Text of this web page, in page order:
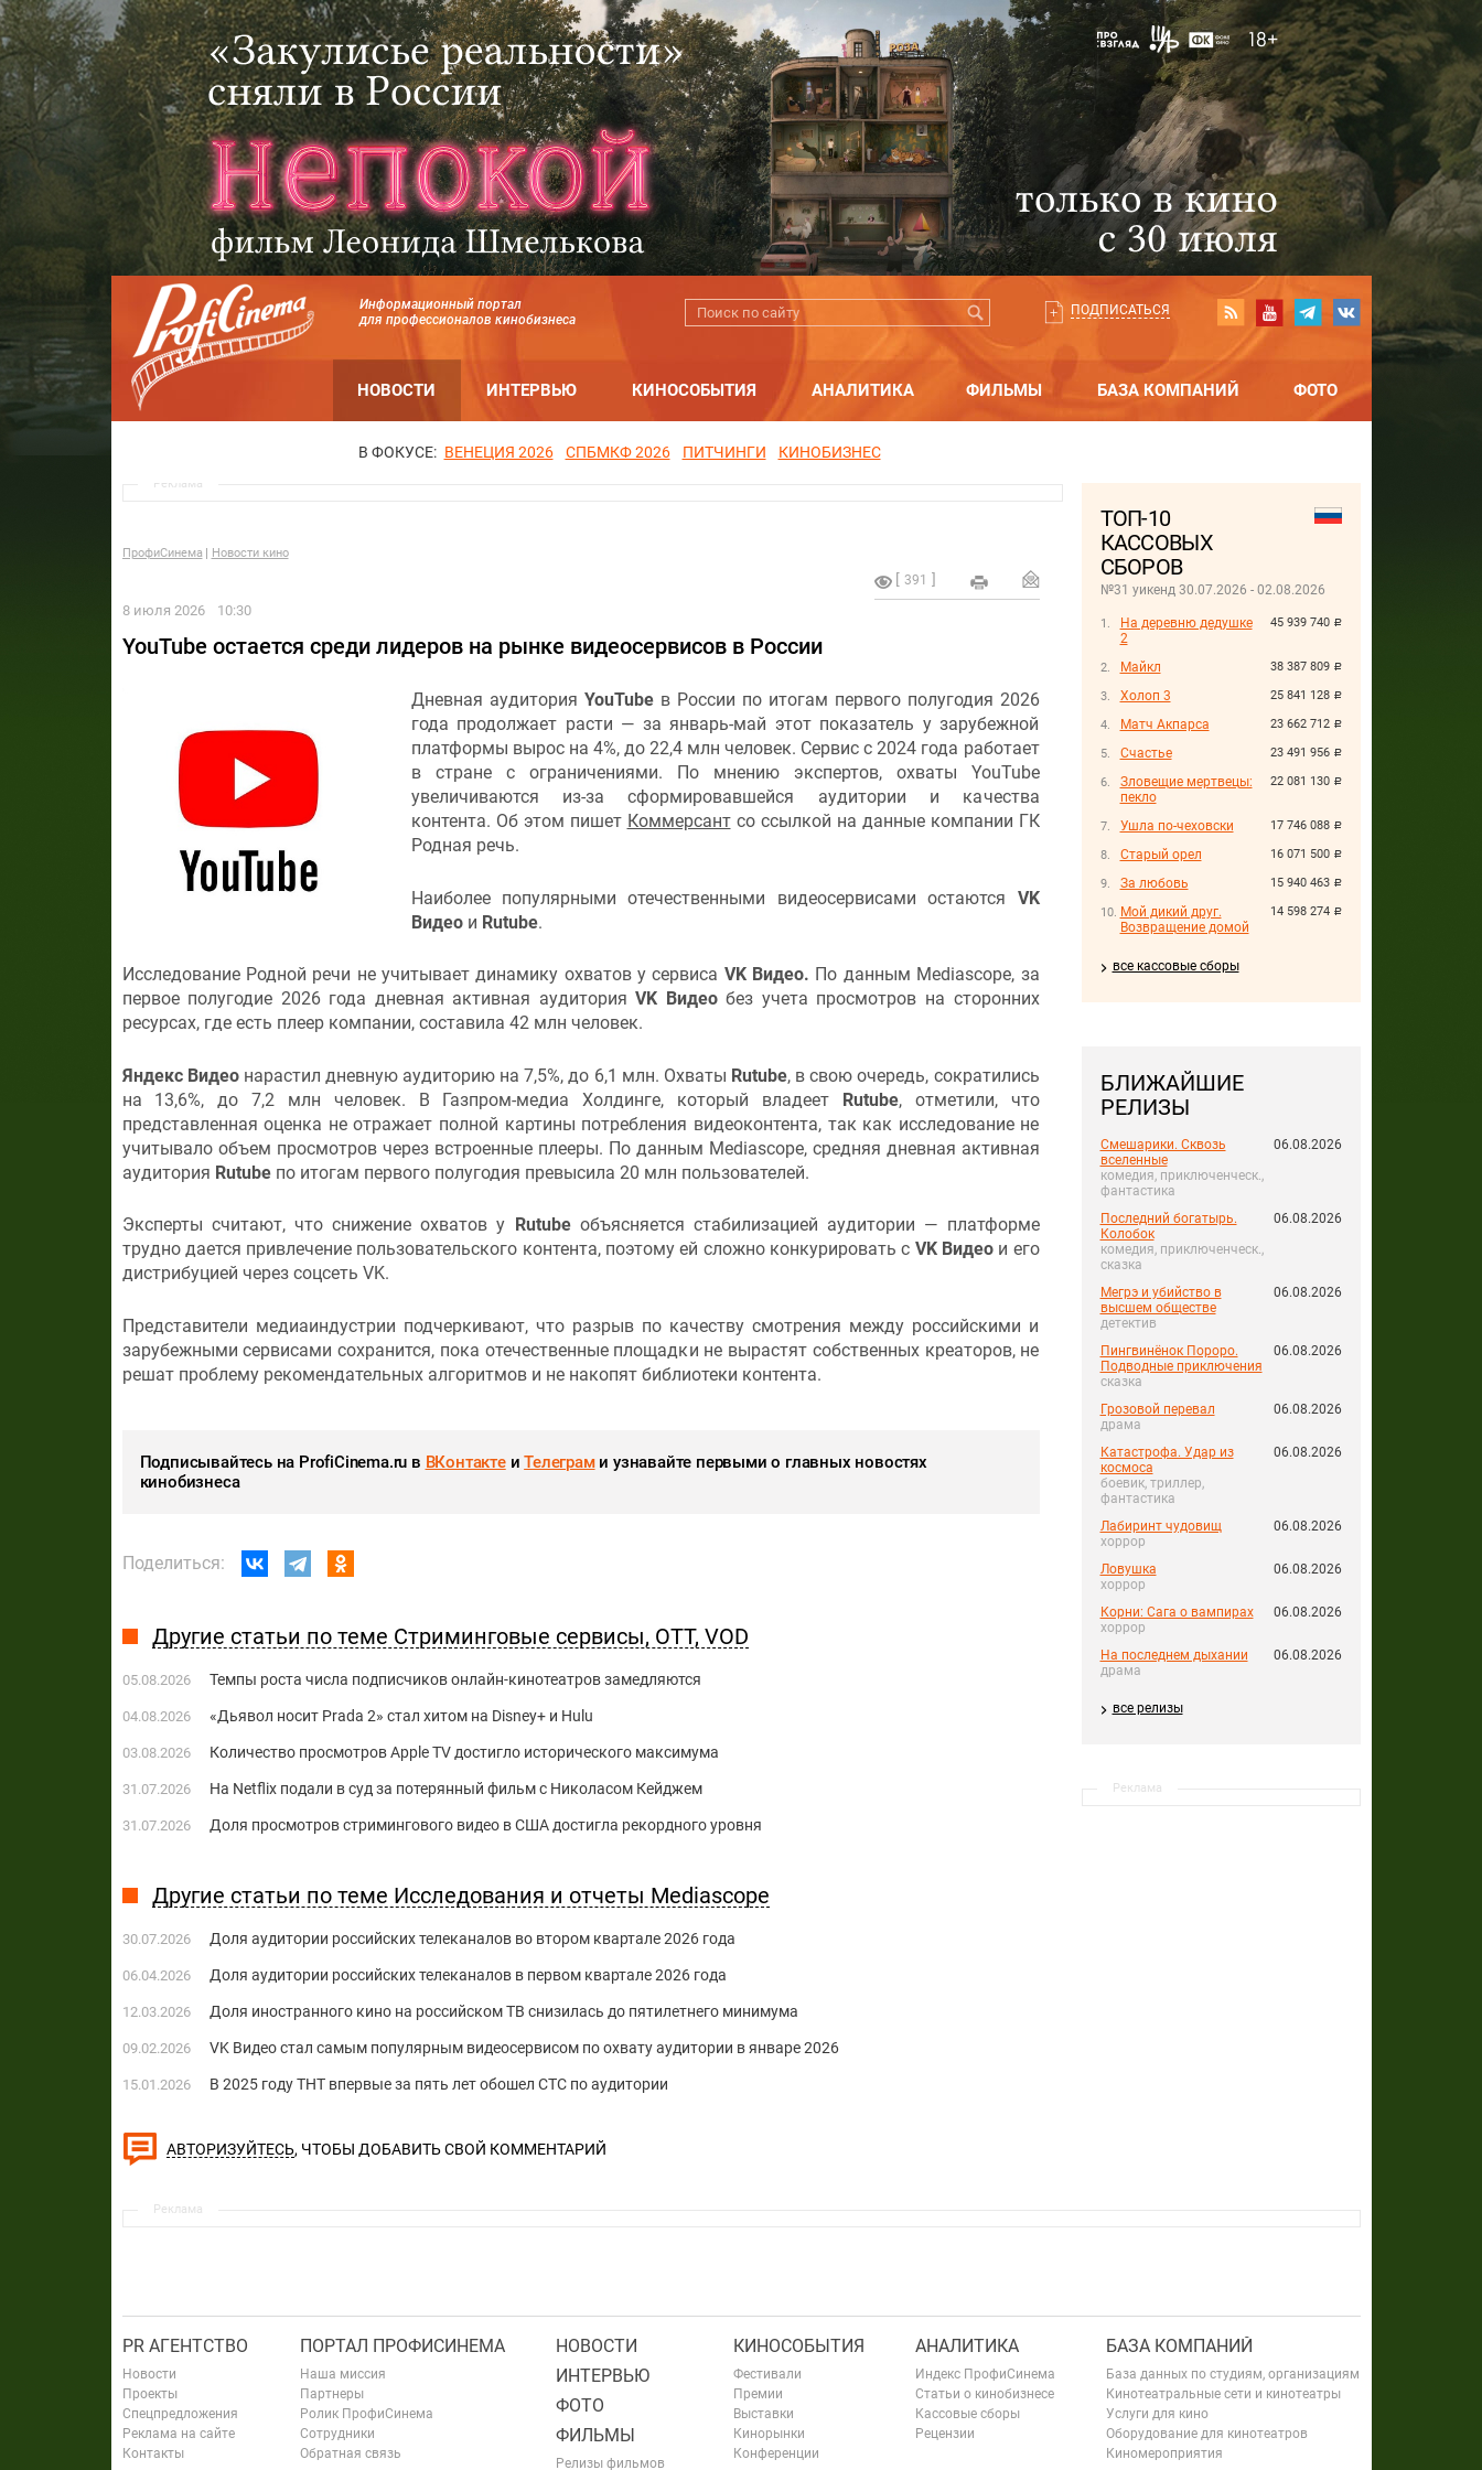
Информационный портал
для профессионалов кинобизнеса
ПОДПИСАТЬСЯ
НОВОСТИ ИНТЕРВЬЮ КИНОСОБЫТИЯ АНАЛИТИКА ФИЛЬМЫ БАЗА КОМПАНИЙ ФОТО
В ФОКУСЕ: ВЕНЕЦИЯ 2026 СПБМКФ 2026 ПИТЧИНГИ КИНОБИЗНЕС
ТОП-10
КАССОВЫХ
СБОРОВ
№31 уикенд 30.07.2026 - 02.08.2026
45 939 740 руб.
На деревню дедушке
2
38 387 809 руб.
Майкл
25 841 128 руб.
Холоп 3
23 662 712 руб.
Матч Акпарса
23 491 956 руб.
Счастье
22 081 130 руб.
Зловещие мертвецы:
пекло
17 746 088 руб.
Ушла по-чеховски
16 071 500 руб.
Старый орел
15 940 463 руб.
За любовь
14 598 274 руб.
Мой дикий друг.
Возвращение домой
все кассовые сборы
БЛИЖАЙШИЕ
РЕЛИЗЫ
Смешарики. Сквозь
вселенные
комедия, приключенческ.,
фантастика
06.08.2026
Последний богатырь.
Колобок
комедия, приключенческ.,
сказка
06.08.2026
Мегрэ и убийство в
высшем обществе
детектив
06.08.2026
Пингвинёнок Пороро.
Подводные приключения
сказка
06.08.2026
Грозовой перевал
драма
06.08.2026
Катастрофа. Удар из
космоса
боевик, триллер,
фантастика
06.08.2026
Лабиринт чудовищ
хоррор
06.08.2026
Ловушка
хоррор
06.08.2026
Корни: Сага о вампирах
хоррор
06.08.2026
На последнем дыхании
драма
06.08.2026
все релизы
Реклама
Реклама
ПрофиСинема Новости кино
391
8 июля 2026 10:30
YouTube остается среди лидеров на рынке видеосервисов в России
Дневная аудитория YouTubeв России по итогам первого полугодия 2026
года продолжает расти — за январь-май этот показатель у зарубежной
платформы вырос на 4%, до 22,4 млн человек. Сервис с 2024 года работает
в стране с ограничениями. По мнению экспертов, охваты YouTube
увеличиваются из-за сформировавшейся аудитории и качества
контента. Об этом пишет Коммерсантсо ссылкой на данные компании ГК
Родная речь.
Наиболее популярными отечественными видеосервисами остаются VK
Видеои Rutube.
Исследование Родной речи не учитывает динамику охватов у сервиса VK Видео. По данным Mediascope, за
первое полугодие 2026 года дневная активная аудиторияVK Видеобез учета просмотров на сторонних
ресурсах, где есть плеер компании, составила 42 млн человек.
Яндекс Видеонарастил дневную аудиторию на 7,5%, до 6,1 млн. Охваты Rutube, в свою очередь, сократились
на 13,6%, до 7,2 млн человек. В Газпром-медиа Холдинге, который владеет Rutube, отметили, что
представленная оценка не отражает полной картины потребления видеоконтента, так как исследование не
учитывало объем просмотров через встроенные плееры. По данным Mediascope, средняя дневная активная
аудитория Rutubeпо итогам первого полугодия превысила 20 млн пользователей.
Эксперты считают, что снижение охватов у Rutubeобъясняется стабилизацией аудитории — платформе
трудно дается привлечение пользовательского контента, поэтому ей сложно конкурировать с VK Видеои его
дистрибуцией через соцсеть VK.
Представители медиаиндустрии подчеркивают, что разрыв по качеству смотрения между российскими и
зарубежными сервисами сохранится, пока отечественные площадки не вырастят собственных креаторов, не
решат проблему рекомендательных алгоритмов и не накопят библиотеки контента.
Подписывайтесь на ProfiCinema.ru в ВКонтактеиТелеграми узнавайте первыми о главных новостях
кинобизнеса
Поделиться:
Другие статьи по теме Стриминговые сервисы, OTT, VOD
05.08.2026 Темпы роста числа подписчиков онлайн-кинотеатров замедляются
04.08.2026 «Дьявол носит Prada 2» стал хитом на Disney+ и Hulu
03.08.2026 Количество просмотров Apple TV достигло исторического максимума
31.07.2026 На Netflix подали в суд за потерянный фильм с Николасом Кейджем
31.07.2026 Доля просмотров стримингового видео в США достигла рекордного уровня
Другие статьи по теме Исследования и отчеты Mediascope
30.07.2026 Доля аудитории российских телеканалов во втором квартале 2026 года
06.04.2026 Доля аудитории российских телеканалов в первом квартале 2026 года
12.03.2026 Доля иностранного кино на российском ТВ снизилась до пятилетнего минимума
09.02.2026 VK Видео стал самым популярным видеосервисом по охвату аудитории в январе 2026
15.01.2026 В 2025 году ТНТ впервые за пять лет обошел СТС по аудитории
АВТОРИЗУЙТЕСЬ, ЧТОБЫ ДОБАВИТЬ СВОЙ КОММЕНТАРИЙ
Реклама
PR АГЕНТСТВО
Новости
Проекты
Спецпредложения
Реклама на сайте
Контакты
ПОРТАЛ ПРОФИСИНЕМА
Наша миссия
Партнеры
Ролик ПрофиСинема
Сотрудники
Обратная связь
НОВОСТИ
ИНТЕРВЬЮ
ФОТО
ФИЛЬМЫ
Релизы фильмов
КИНОСОБЫТИЯ
Фестивали
Премии
Выставки
Кинорынки
Конференции
АНАЛИТИКА
Индекс ПрофиСинема
Статьи о кинобизнесе
Кассовые сборы
Рецензии
БАЗА КОМПАНИЙ
База данных по студиям, организациям
Кинотеатральные сети и кинотеатры
Услуги для кино
Оборудование для кинотеатров
Киномероприятия